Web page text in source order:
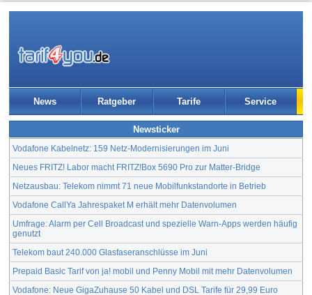
News Ratgeber Tarife Service
Newsticker
Vodafone Kabelnetz: 159 Netz-Modernisierungen im Juni
Neues FRITZ! Labor macht FRITZ!Box 5690 Pro zur Matter-Bridge
Netzausbau: Telekom nimmt 71 neue Mobilfunkstandorte in Betrieb
Vodafone CallYa Jahrespaket M erhält mehr Datenvolumen
Umfrage: Alarm per Cell Broadcast und spezielle Warn-Apps werden häufig
genutzt
Telekom baut 240.000 Glasfaseranschlüsse im Juni
Prepaid Basic Tarif von ja! mobil und Penny Mobil mit mehr Datenvolumen
Vodafone: Neue GigaZuhause 50 Kabel und DSL Tarife für 29,99 Euro